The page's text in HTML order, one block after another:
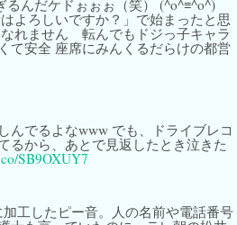
るんだケドぉぉぉ（笑） (^o^≡^o^)
よろしいですか？」で始まったと思
れません 転んでもドジっ子キャラ
て安全 座席にみんくるだらけの都営
んでるよなwww でも、ドライブレコ
るから、あとで見返したとき泣きた
SB9OXUY7
工したピー音。人の名前や電話番号